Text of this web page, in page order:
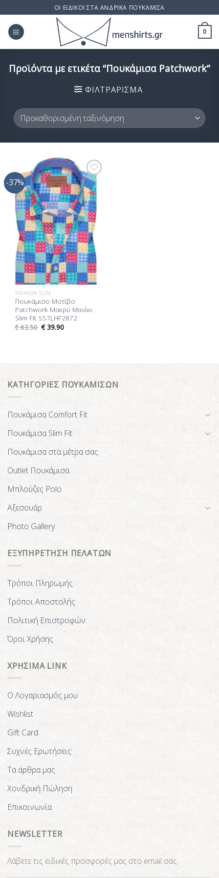
to
content
ΟΙ ΕΙΔΙΚΟΙ ΣΤΑ ΑΝΔΡΙΚΑ ΠΟΥΚΑΜΙΣΑ
0
Προϊόντα με ετικέτα “Πουκάμισα Patchwork”
ΦΙΛΤΡΆΡΙΣΜΑ
-37%
Προσθήκη
στη Λίστα
Επιθυμίας
FASHION SLIM
Πουκάμισο Μοτίβο
Patchwork Μακρύ Μανίκι
Slim Fit SS7LHF2872
€63.50 €39.90
ΚΑΤΗΓΟΡΙΕΣ ΠΟΥΚΑΜΙΣΩΝ
Πουκάμισα Comfort Fit
Πουκάμισα Slim Fit
Πουκάμισα στα μέτρα σας
Outlet Πουκάμισα
Μπλούζες Polo
Αξεσουάρ
Photo Gallery
ΕΞΥΠΗΡΕΤΗΣΗ ΠΕΛΑΤΩΝ
Τρόποι Πληρωμής
Τρόποι Αποστολής
Πολιτική Επιστροφών
Όροι Χρήσης
ΧΡΗΣΙΜΑ LINK
Ο Λογαριασμός μου
Wishlist
Gift Card
Συχνές Ερωτήσεις
Τα άρθρα μας
Χονδρική Πώληση
Επικοινωνία
NEWSLETTER
Λάβετε τις ειδικές προσφορές μας στο email σας.